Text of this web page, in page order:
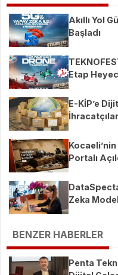
Akıllı Yol
Başladı
Etap
E-KİP’e
Portalı
Zeka
BENZER HABERLER
Penta